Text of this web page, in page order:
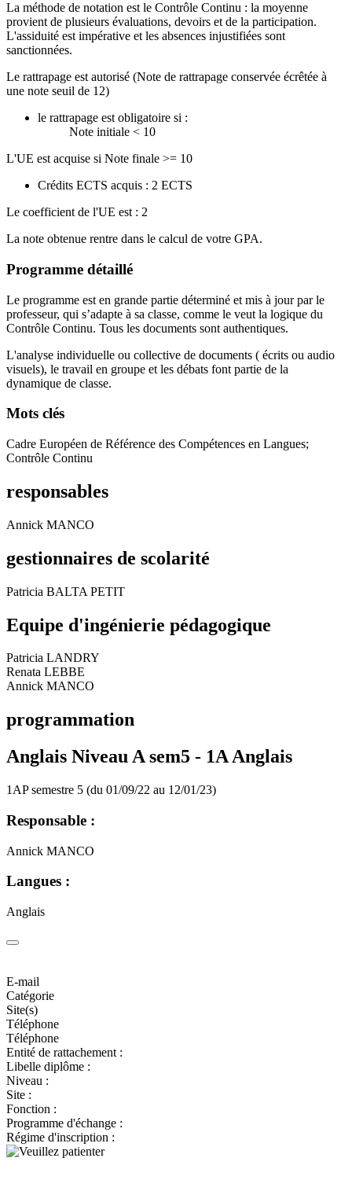
La méthode de notation est le Contrôle Continu : la moyenne
provient de plusieurs évaluations, devoirs et de la participation.
L'assiduité est impérative et les absences injustifiées sont
sanctionnées.
Le rattrapage est autorisé (Note de rattrapage conservée écrêtée à
une note seuil de 12)
le rattrapage est obligatoire si :
Note initiale < 10
L'UE est acquise si Note finale >= 10
Crédits ECTS acquis : 2 ECTS
Le coefficient de l'UE est : 2
La note obtenue rentre dans le calcul de votre GPA.
Programme détaillé
Le programme est en grande partie déterminé et mis à jour par le
professeur, qui s’adapte à sa classe, comme le veut la logique du
Contrôle Continu. Tous les documents sont authentiques.
L'analyse individuelle ou collective de documents ( écrits ou audio
visuels), le travail en groupe et les débats font partie de la
dynamique de classe.
Mots clés
Cadre Européen de Référence des Compétences en Langues;
Contrôle Continu
responsables
Annick MANCO
gestionnaires de scolarité
Patricia BALTA PETIT
Equipe d'ingénierie pédagogique
Patricia LANDRY
Renata LEBBE
Annick MANCO
programmation
Anglais Niveau A sem5 - 1A Anglais
1AP semestre 5 (du 01/09/22 au 12/01/23)
Responsable :
Annick MANCO
Langues :
Anglais
E-mail
Catégorie
Site(s)
Téléphone
Téléphone
Entité de rattachement :
Libelle diplôme :
Niveau :
Site :
Fonction :
Programme d'échange :
Régime d'inscription :